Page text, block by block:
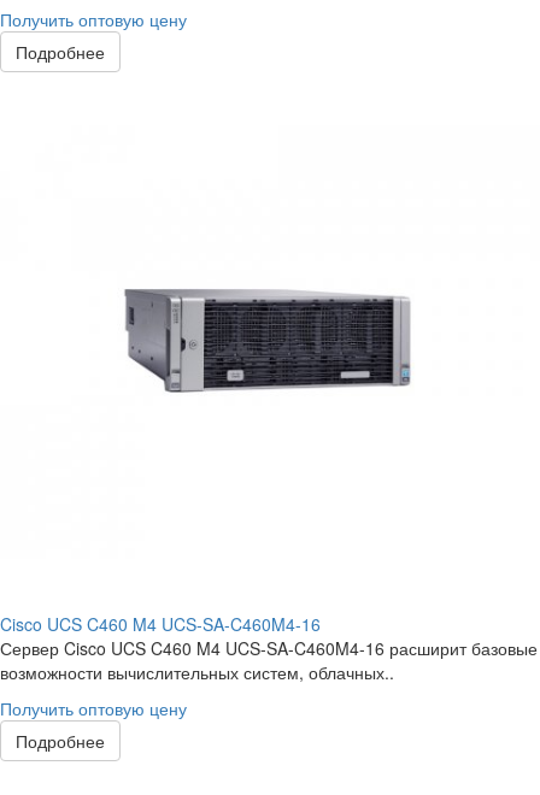
Получить оптовую цену
Подробнее
Cisco UCS C460 M4 UCS-SA-C460M4-16
Сервер Cisco UCS C460 M4 UCS-SA-C460M4-16 расширит базовые
возможности вычислительных систем, облачных..
Получить оптовую цену
Подробнее